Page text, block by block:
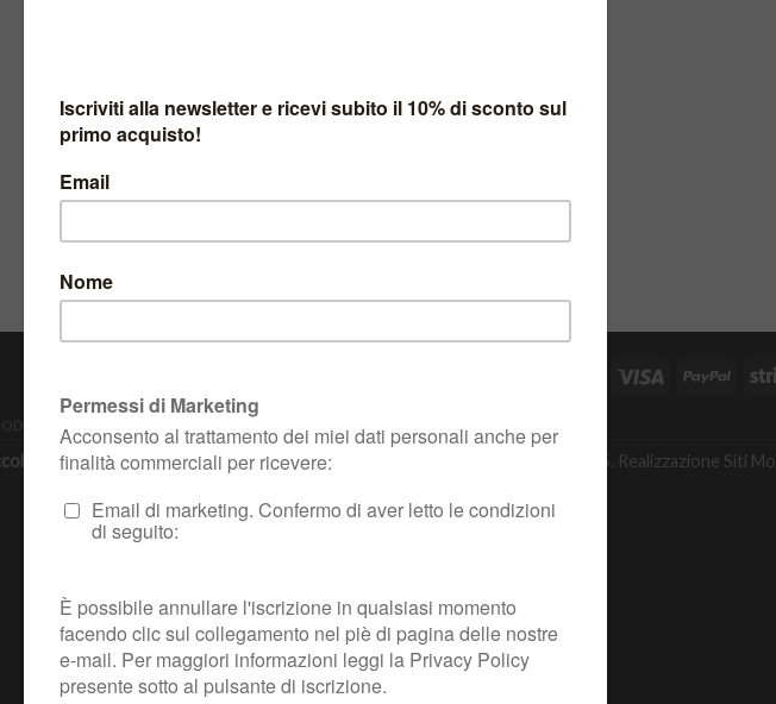
DI RECESSO
& c. S.A.S. | P.zza Risorgimento, 29, Quarrata (PT) | P.IVA e CF 01401410475. Realizzazione Siti